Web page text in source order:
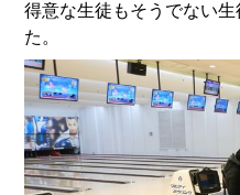
得意な生徒もそうでない
た。